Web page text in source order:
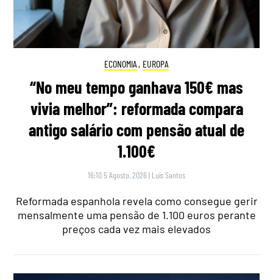
ECONOMIA , EUROPA
“No meu tempo ganhava 150€ mas
vivia melhor”: reformada compara
antigo salário com pensão atual de
1.100€
16:10 5 Agosto, 2026 | Luís Santos
Reformada espanhola revela como consegue gerir
mensalmente uma pensão de 1.100 euros perante
preços cada vez mais elevados